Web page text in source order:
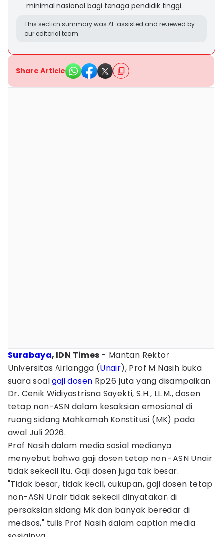
minimal nasional bagi tenaga pendidik tinggi.
This section summary was AI-assisted and reviewed by
our editorial team.
Share Article
Surabaya, IDN Times - Mantan Rektor
Universitas Airlangga (Unair), Prof M Nasih buka
suara soalgaji dosen Rp2,6 juta yang disampaikan
Dr. Cenik Widiyastrisna Sayekti, S.H., LL.M., dosen
tetap non-ASN dalam kesaksian emosional di
ruang sidang Mahkamah Konstitusi (MK) pada
awal Juli 2026.
Prof Nasih dalam media sosial medianya
menyebut bahwa gaji dosen tetap non -ASN Unair
tidak sekecil itu. Gaji dosen juga tak besar.
"Tidak besar, tidak kecil, cukupan, gaji dosen tetap
non-ASN Unair tidak sekecil dinyatakan di
persaksian sidang Mk dan banyak beredar di
medsos," tulis Prof Nasih dalam caption media